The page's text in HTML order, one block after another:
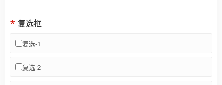
复选框
复选-1
复选-2